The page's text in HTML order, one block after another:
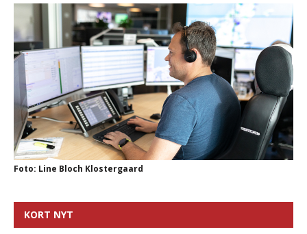
Foto: Line Bloch Klostergaard
KORT NYT